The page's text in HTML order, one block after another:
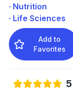
· Nutrition
· Life Sciences
Add to
Favorites
5